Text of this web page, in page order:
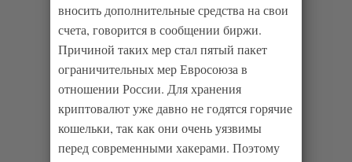
вносить дополнительные средства на свои
счета, говорится в сообщении биржи.
Причиной таких мер стал пятый пакет
ограничительных мер Евросоюза в
отношении России. Для хранения
криптовалют уже давно не годятся горячие
кошельки, так как они очень уязвимы
перед современными хакерами. Поэтому